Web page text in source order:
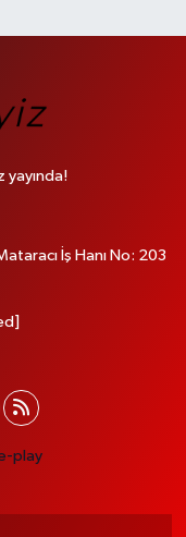
yayında!
İş Hanı No: 203